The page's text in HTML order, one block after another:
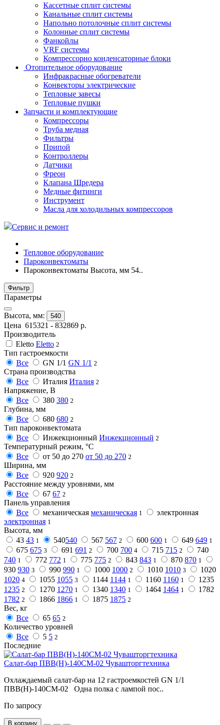
Кассетные сплит системы
Канальные сплит системы
Напольно потолочные сплит системы
Колонные сплит системы
Фанкойлы
VRF системы
Компрессорно конденсаторные блоки
Отопительное оборудование
Инфракрасные обогреватели
Конвекторы электрические
Тепловые завесы
Тепловые пушки
Запчасти и комплектующие
Компрессоры
Труба медная
Фильтры
Припой
Контроллеры
Датчики
Фреон
Клапана Шредера
Медные фитинги
Инструмент
Масла для холодильных компрессоров
Сервис и ремонт
Тепловое оборудование
Пароконвектоматы
Пароконвектоматы Высота, мм 54..
Фильтр
Параметры
Высота, мм: 540
Цена 615321 - 832869 р.
Производитель
Eletto Eletto 2
Тип гастроемкости
Все
GN 1/1 GN 1/1 2
Страна производства
Все
Италия Италия 2
Напряжение, В
Все
380 380 2
Глубина, мм
Все
680 680 2
Тип пароконвектомата
Все
Инжекционный Инжекционный 2
Температурный режим, °C
Все
от 50 до 270 от 50 до 270 2
Ширина, мм
Все
920 920 2
Расстояние между уровнями, мм
Все
67 67 2
Панель управления
Все
механическая механическая 1
электронная
электронная 1
Высота, мм
43 43 1 540540 567 567 2 600 600 1 649 649 1
675 675 3 691 691 2 700 700 4 715 715 2
740
740 1 772 772 1 775 775 2 843 843 1 870 870 1
930 930 3 990 990 1 1000 1000 2 1010 1010 3
1020
1020 4 1055 1055 3 1144 1144 1 1160 1160 1
1235
1235 2 1270 1270 1 1340 1340 1 1464 1464 1
1782
1782 2 1866 1866 1 1875 1875 2
Вес, кг
Все
65 65 2
Количество уровней
Все
5 5 2
Последние
Салат-бар ПВВ(Н)-140СМ-02 Чувашторгтехника
Охлаждаемый салат-бар на 12 гастроемкостей GN 1/1
ПВВ(Н)-140СМ-02 Одна полка с лампой пос..
По запросу
В корзину